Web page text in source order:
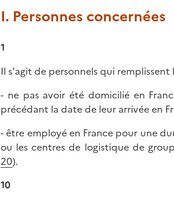
I. Personnes concernées
1
Il s'agit de personnels qui
- ne pas avoir été domicilié en
précédant la date de leur arrivée en
- être employé en France pour une
ou les centres de logistique de
20).
10